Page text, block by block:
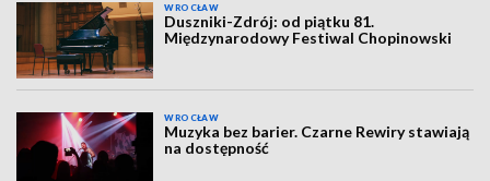
WROCŁAW
Duszniki-Zdrój: od piątku 81.
Międzynarodowy Festiwal Chopinowski
WROCŁAW
Muzyka bez barier. Czarne Rewiry stawiają
na dostępność